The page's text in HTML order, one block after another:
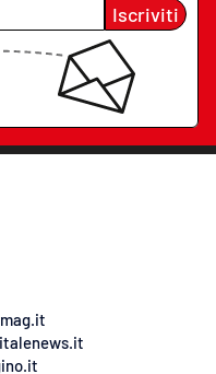
Iscriviti